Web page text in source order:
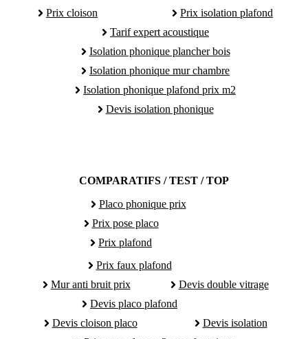
Prix cloison
Prix isolation plafond
Tarif expert acoustique
Isolation phonique plancher bois
Isolation phonique mur chambre
Isolation phonique plafond prix m2
Devis isolation phonique
COMPARATIFS / TEST / TOP
Placo phonique prix
Prix pose placo
Prix plafond
Prix faux plafond
Mur anti bruit prix
Devis double vitrage
Devis placo plafond
Devis cloison placo
Devis isolation